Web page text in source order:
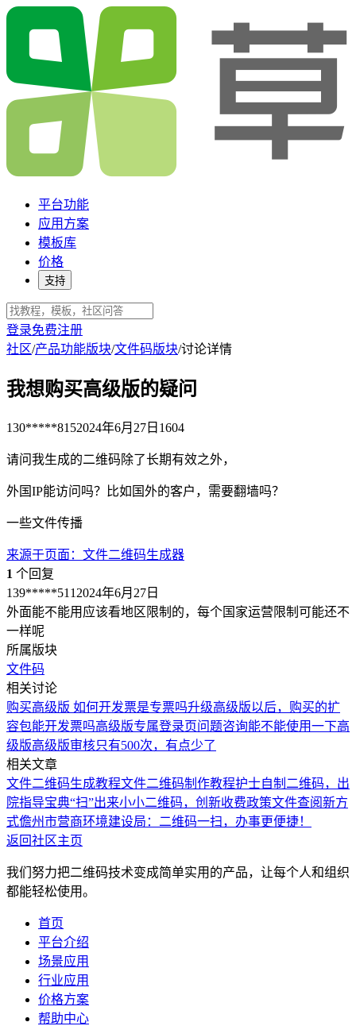
平台功能
应用方案
模板库
价格
支持
登录免费注册
社区/产品功能版块/文件码版块/讨论详情
我想购买高级版的疑问
130*****8152024年6月27日 1604
请问我生成的二维码除了长期有效之外，
外国IP能访问吗？比如国外的客户，需要翻墙吗？
一些文件传播
来源于页面 ： 文件二维码生成器
1 个回复
139*****511 2024年6月27日
外面能不能用应该看地区限制的，每个国家运营限制可能还不
一样呢
所属版块
文件码
相关讨论
购买高级版 如何开发票是专票吗升级高级版以后，购买的扩
容包能开发票吗高级版专属登录页问题咨询能不能使用一下高
级版高级版审核只有500次，有点少了
相关文章
文件二维码生成教程文件二维码制作教程护士自制二维码，出
院指导宝典“扫”出来小小二维码，创新收费政策文件查阅新方
式儋州市营商环境建设局：二维码一扫，办事更便捷！
返回社区主页
我们努力把二维码技术变成简单实用的产品，让每个人和组织
都能轻松使用。
首页
平台介绍
场景应用
行业应用
价格方案
帮助中心